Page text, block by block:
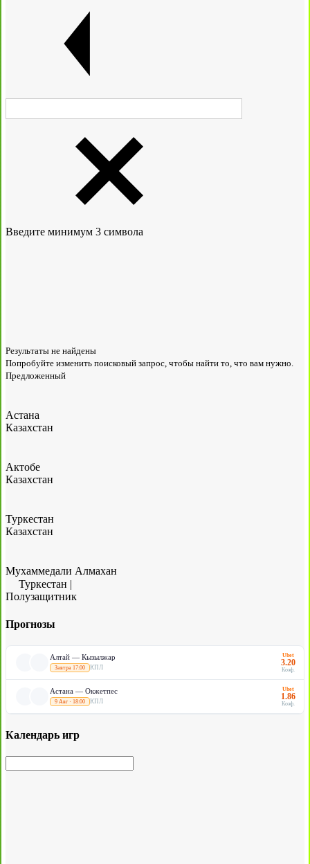
Введите минимум 3 символа
Результаты не найдены
Попробуйте изменить поисковый запрос, чтобы найти то, что вам нужно.
Предложенный
Астана
Казахстан
Актобе
Казахстан
Туркестан
Казахстан
Мухаммедали Алмахан
Туркестан |
Полузащитник
Прогнозы
Алтай — Кызылжар
Завтра 17:00 КПЛ
Ubet
3.20
Коэф.
Астана — Окжетпес
9 Авг · 18:00 КПЛ
Ubet
1.86
Коэф.
Календарь игр